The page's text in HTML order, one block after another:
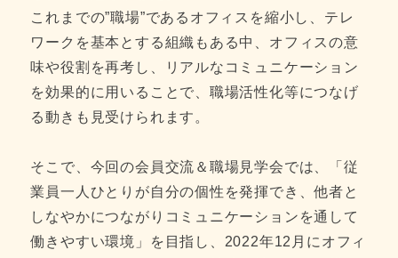
これまでの”職場”であるオフィスを縮小し、テレ
ワークを基本とする組織もある中、オフィスの意
味や役割を再考し、リアルなコミュニケーション
を効果的に用いることで、職場活性化等につなげ
る動きも見受けられます。
そこで、今回の会員交流＆職場見学会では、「従
業員一人ひとりが自分の個性を発揮でき、他者と
しなやかにつながりコミュニケーションを通して
働きやすい環境」を目指し、2022年12月にオフィ